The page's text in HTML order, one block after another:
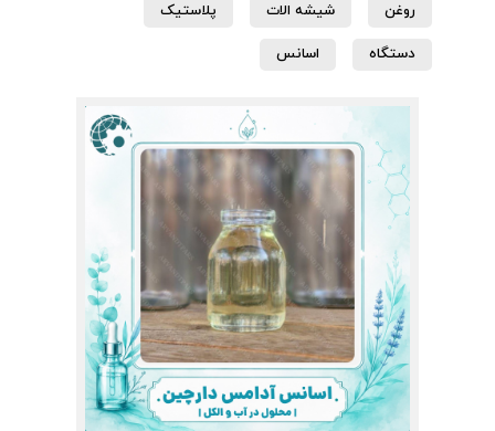
ظروف
ماسک و ضدعفونی کننده
شیشه آلات آزمایشگاهی و تجهیزات
تجهیزات آزمایشگاهی پلاستیکی
دستگاه های دیجیتال
روغن شیشه الات پلاستیک
دستگاه اسانس